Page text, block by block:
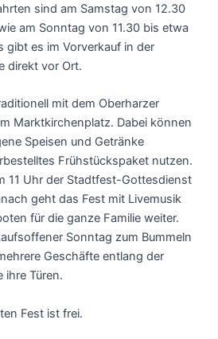
sind am Samstag von 12.30
am Sonntag von 11.30 bis etwa
gibt es im Vorverkauf in der
direkt vor Ort.
mit dem Oberharzer
Marktkirchenplatz. Dabei können
Speisen und Getränke
Frühstückspaket nutzen.
11 Uhr der Stadtfest-Gottesdienst
geht das Fest mit Livemusik
für die ganze Familie weiter.
Sonntag zum Bummeln
Geschäfte entlang der
ihre Türen.
Fest ist frei.